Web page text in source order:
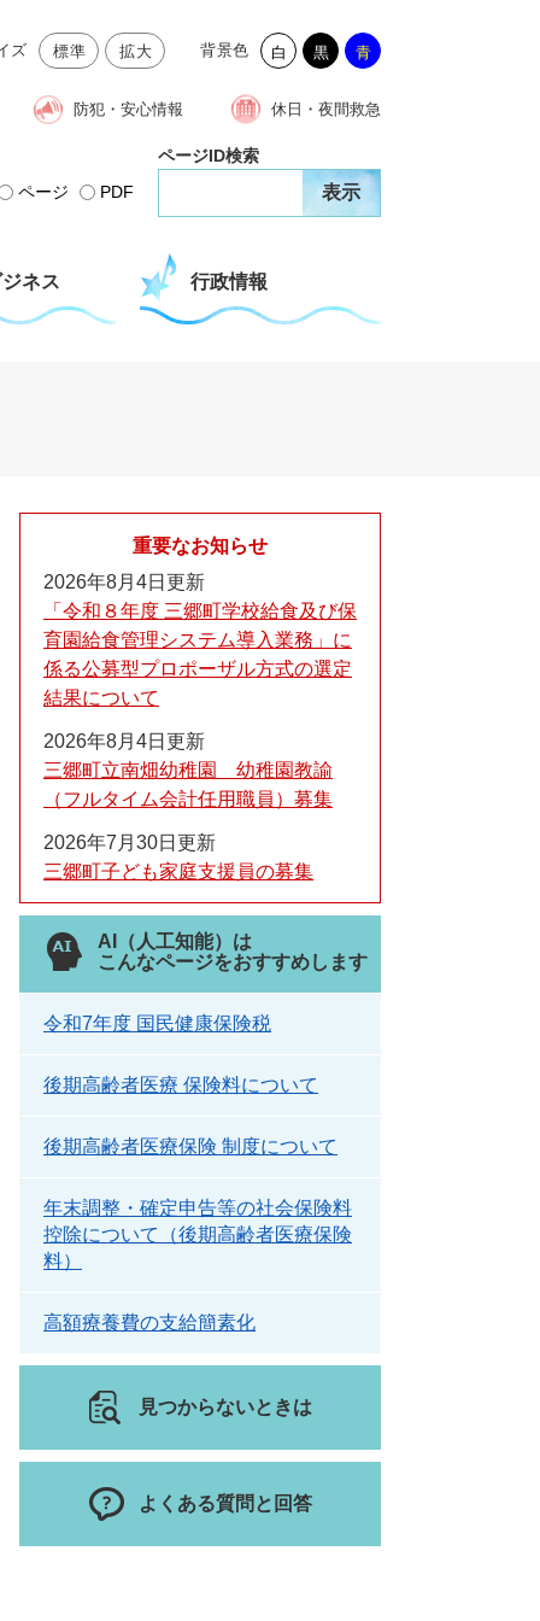
ズ 標準 拡大 背景色 白 黒 青
防犯・安心情報 休日・夜間救急
ページ PDF
ページID検索
ネス 行政情報
重要なお知らせ
2026年8月4日更新
「令和８年度 三郷町学校給食及び保
育園給食管理システム導入業務」に
係る公募型プロポーザル方式の選定
結果について
2026年8月4日更新
三郷町立南畑幼稚園 幼稚園教諭
（フルタイム会計任用職員）募集
2026年7月30日更新
三郷町子ども家庭支援員の募集
AI（人工知能）は
こんなページをおすすめします
令和7年度 国民健康保険税
後期高齢者医療 保険料について
後期高齢者医療保険 制度について
年末調整・確定申告等の社会保険料
控除について（後期高齢者医療保険
料）
高額療養費の支給簡素化
見つからないときは
よくある質問と回答